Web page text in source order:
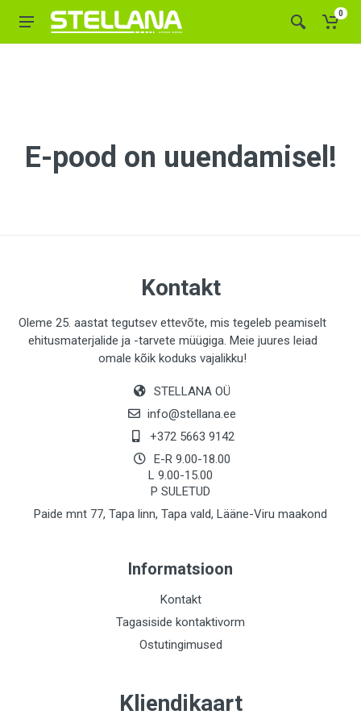
0
E-pood on uuendamisel!
Kontakt
Oleme 25. aastat tegutsev ettevõte, mis tegeleb peamiselt
ehitusmaterjalide ja -tarvete müügiga. Meie juures leiad
omale kõik koduks vajalikku!
STELLANA OÜ
info@stellana.ee
+372 5663 9142
E-R 9.00-18.00
L 9.00-15.00
P SULETUD
Paide mnt 77, Tapa linn, Tapa vald, Lääne-Viru maakond
Informatsioon
Kontakt
Tagasiside kontaktivorm
Ostutingimused
Kliendikaart